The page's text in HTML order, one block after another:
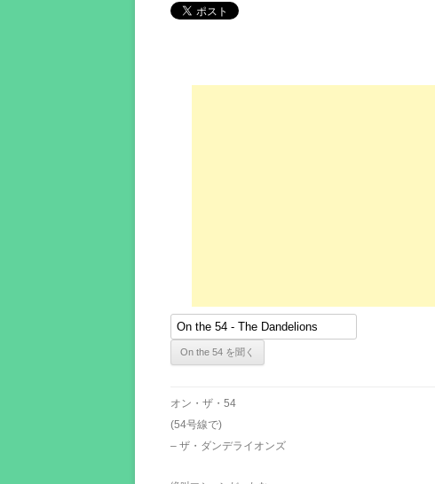
オン・ザ・54
(54号線で)
– ザ・ダンデライオンズ